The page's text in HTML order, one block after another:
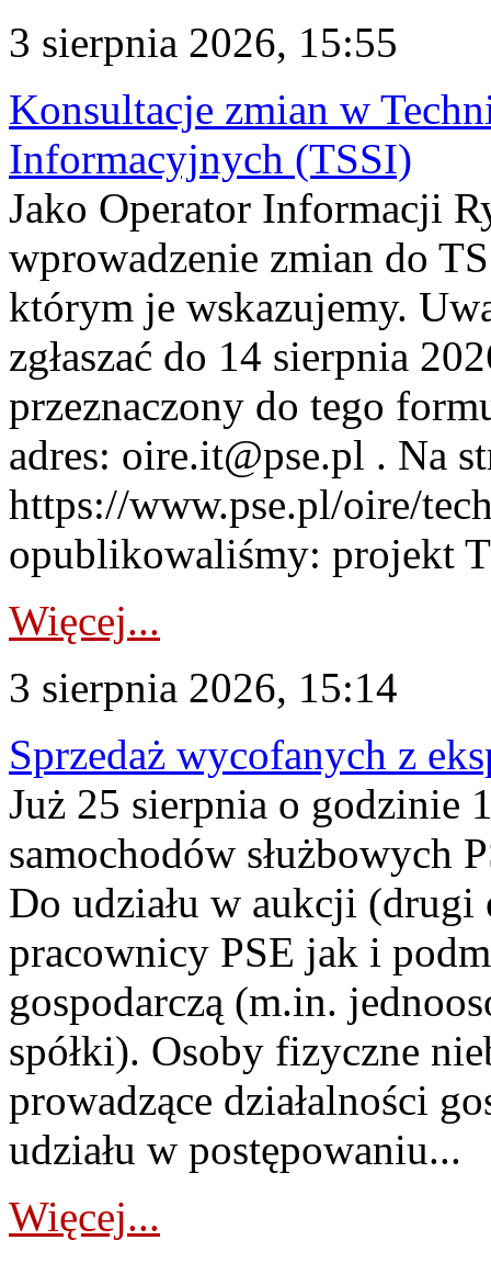
3 sierpnia 2026, 15:55
Konsultacje zmian w
Informacyjnych (TSSI)
Jako Operator Informacji
wprowadzenie zmian do
którym je wskazujemy.
zgłaszać do 14 sierpnia
przeznaczony do tego
adres: oire.it@pse.pl . Na
https://www.pse.pl/oire/
opublikowaliśmy: projekt
Więcej...
3 sierpnia 2026, 15:14
Sprzedaż wycofanych z
Już 25 sierpnia o godzinie
samochodów służbowych
Do udziału w aukcji (drugi
pracownicy PSE jak i
gospodarczą (m.in.
spółki). Osoby fizyczne
prowadzące działalności
udziału w postępowaniu...
Więcej...